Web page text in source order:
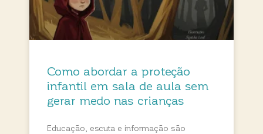
Como abordar a proteção
infantil em sala de aula sem
gerar medo nas crianças
Educação, escuta e informação são